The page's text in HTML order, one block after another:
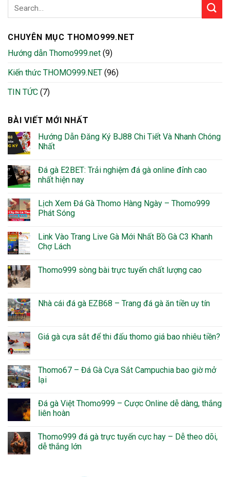
CHUYÊN MỤC THOMO999.NET
Hướng dẫn Thomo999.net (9)
Kiến thức THOMO999.NET (96)
TIN TỨC (7)
BÀI VIẾT MỚI NHẤT
Hướng Dẫn Đăng Ký BJ88 Chi Tiết Và Nhanh Chóng
Nhất
Đá gà E2BET: Trải nghiệm đá gà online đỉnh cao
nhất hiện nay
Lịch Xem Đá Gà Thomo Hàng Ngày – Thomo999
Phát Sóng
Link Vào Trang Live Gà Mới Nhất Bồ Gà C3 Khanh
Chợ Lách
Thomo999 sòng bài trực tuyến chất lượng cao
Nhà cái đá gà EZB68 – Trang đá gà ăn tiền uy tín
Giá gà cựa sắt để thi đấu thomo giá bao nhiêu tiền?
Thomo67 – Đá Gà Cựa Sắt Campuchia bao giờ mở
lại
Đá gà Việt Thomo999 – Cược Online dễ dàng, thắng
liên hoàn
Thomo999 đá gà trực tuyến cực hay – Dễ theo dõi,
dễ thắng lớn